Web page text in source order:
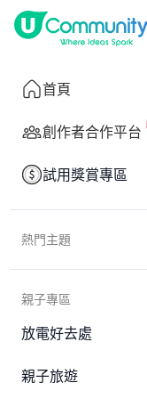
首頁
創作者合作平台
試用獎賞專區
熱門主題
親子專區
放電好去處
親子旅遊